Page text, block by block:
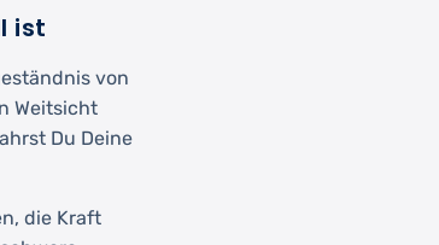
ist
von
Weitsicht
Du Deine
die Kraft